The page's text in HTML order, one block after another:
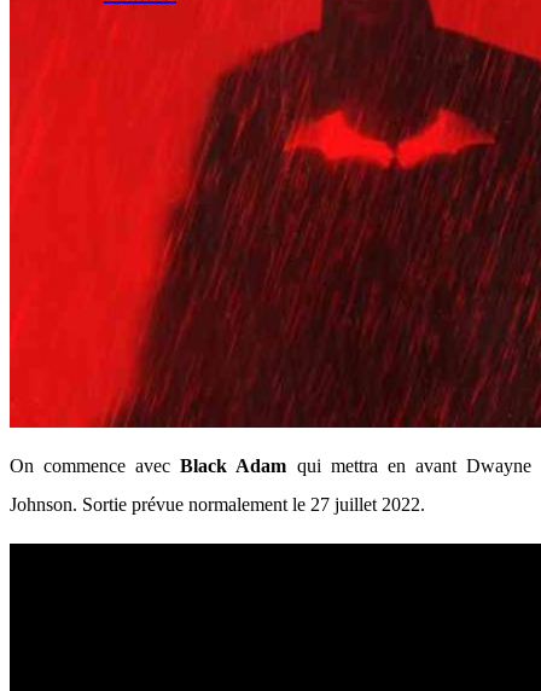
On commence avecBlack Adam qui mettra en avant Dwayne
Johnson. Sortie prévue normalement le 27 juillet 2022.